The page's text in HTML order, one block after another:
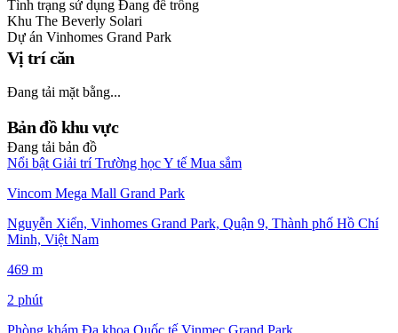
Tình trạng sử dụng Đang để trống
Khu The Beverly Solari
Dự án Vinhomes Grand Park
Vị trí căn
Đang tải mặt bằng...
Bản đồ khu vực
Đang tải bản đồ
Nổi bật Giải trí Trường họcY tế Mua sắm
Vincom Mega Mall Grand Park
Nguyễn Xiển, Vinhomes Grand Park, Quận 9, Thành phố Hồ Chí
Minh, Việt Nam
469 m
2 phút